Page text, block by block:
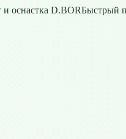
оснастка D.BORБыстрый